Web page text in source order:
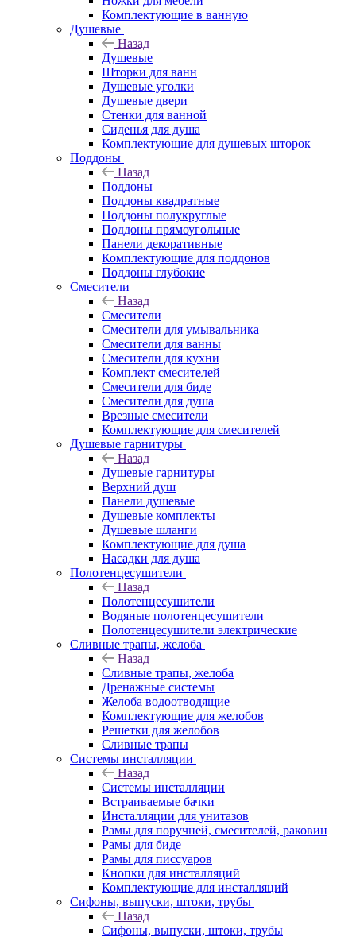
Комплектующие в ванную
Душевые
Назад
Душевые
Шторки для ванн
Душевые уголки
Душевые двери
Стенки для ванной
Сиденья для душа
Комплектующие для душевых шторок
Поддоны
Назад
Поддоны
Поддоны квадратные
Поддоны полукруглые
Поддоны прямоугольные
Панели декоративные
Комплектующие для поддонов
Поддоны глубокие
Смесители
Назад
Смесители
Смесители для умывальника
Смесители для ванны
Смесители для кухни
Комплект смесителей
Смесители для биде
Смесители для душа
Врезные смесители
Комплектующие для смесителей
Душевые гарнитуры
Назад
Душевые гарнитуры
Верхний душ
Панели душевые
Душевые комплекты
Душевые шланги
Комплектующие для душа
Насадки для душа
Полотенцесушители
Назад
Полотенцесушители
Водяные полотенцесушители
Полотенцесушители электрические
Сливные трапы, желоба
Назад
Сливные трапы, желоба
Дренажные системы
Желоба водоотводящие
Комплектующие для желобов
Решетки для желобов
Сливные трапы
Системы инсталляции
Назад
Системы инсталляции
Встраиваемые бачки
Инсталляции для унитазов
Рамы для поручней, смесителей, раковин
Рамы для биде
Рамы для писсуаров
Кнопки для инсталляций
Комплектующие для инсталляций
Сифоны, выпуски, штоки, трубы
Назад
Сифоны, выпуски, штоки, трубы